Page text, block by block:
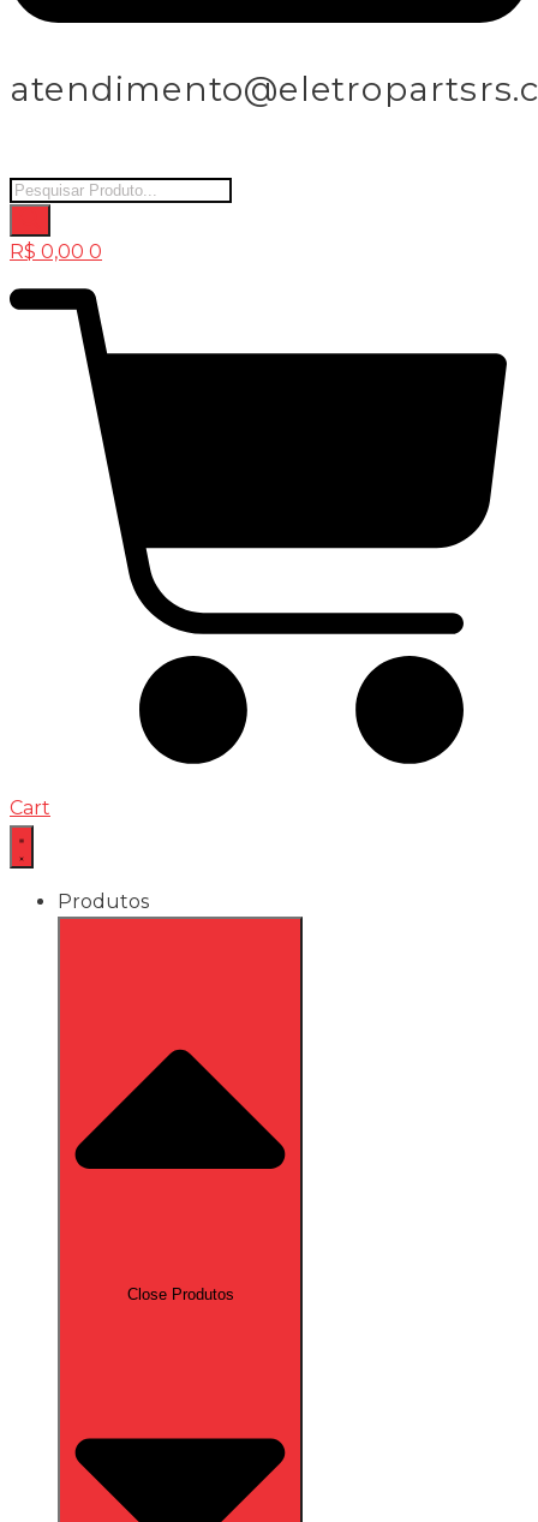
Products
R$ 0,00 0
Cart
Produtos
Close Produtos